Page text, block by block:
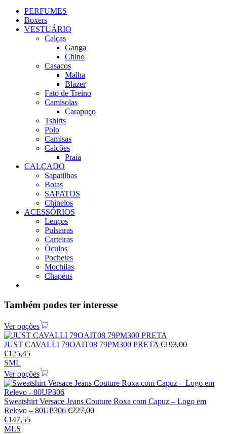
PERFUMES
Boxers
VESTUÁRIO
Calças
Ganga
Chino
Casacos
Malha
Blazer
Fato de Treino
Camisolas
Carapuço
Tshirts
Polo
Camisas
Calcões
Praia
CALÇADO
Sapatilhas
Botas
SAPATOS
Chinelos
ACESSÓRIOS
Lenços
Pulseiras
Carteiras
Óculos
Pochetes
Mochilas
Chapéus
Também podes ter interesse
Ver opções
JUST CAVALLI 79OAIT08 79PM300 PRETA€193,00
€125,45
SML
Ver opções
Sweatshirt Versace Jeans Couture Roxa com Capuz – Logo em
Relevo – 80UP306 €227,00
€147,55
MLS